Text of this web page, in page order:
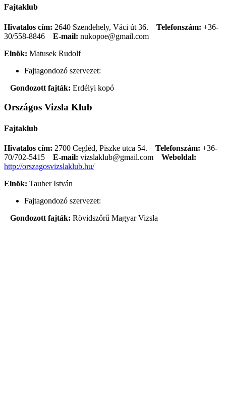
Fajtaklub
Hivatalos cím: 2640 Szendehely, Váci út 36. Telefonszám: +36-
30/558-8846
E-mail: nukopoe@gmail.com
Elnök: Matusek Rudolf
Fajtagondozó szervezet:
Gondozott fajták: Erdélyi kopó
Országos Vizsla Klub
Fajtaklub
Hivatalos cím: 2700 Cegléd, Piszke utca 54. Telefonszám: +36-
70/702-5415
E-mail: vizslaklub@gmail.com
Weboldal:
http://orszagosvizslaklub.hu/
Elnök: Tauber István
Fajtagondozó szervezet:
Gondozott fajták: Rövidszőrű Magyar Vizsla